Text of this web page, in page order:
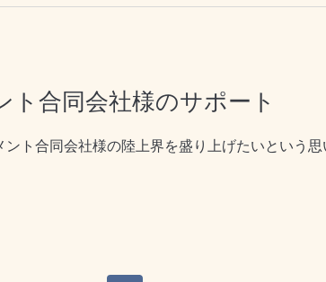
合同会社様のサポート
ント合同会社様の陸上界を盛り上げたいという思